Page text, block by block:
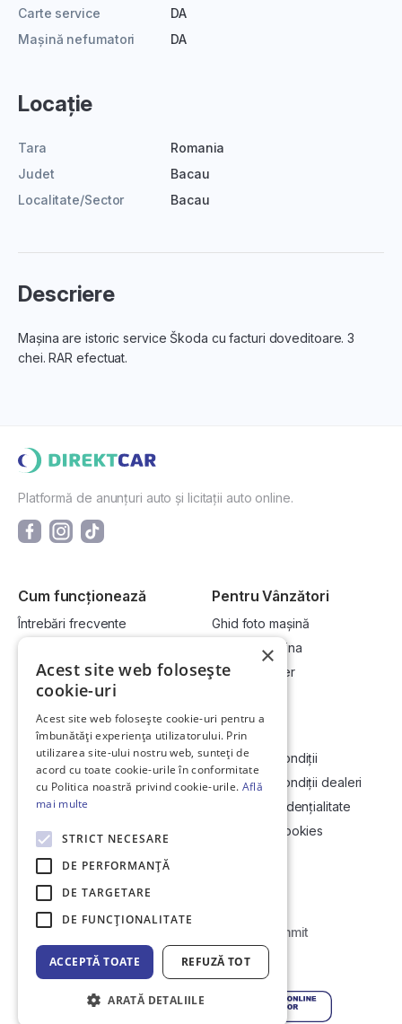
Carte service
DA
Mașină nefumatori
DA
Locație
Tara
Romania
Judet
Bacau
Localitate/Sector
Bacau
Descriere
Mașina are istoric service Škoda cu facturi doveditoare. 3
chei. RAR efectuat.
Platformă de anunțuri auto și licitații auto online.
Cum funcționează
Întrebări frecvente
Cum vând la licitație?
Pentru Vânzători
Ghid foto mașină
Vinde-ți mașina
Devino dealer
Link-uri utile
Informații utile vizionare
Contact
Soluționarea Online a litigiilor
ANCP
Compania
Termeni și condiții
Termeni și condiții dealeri
Politică confidențialitate
Politica de cookies
Initial Commit
© Copyright 2026 DirektCar
×
Acest site web folosește
cookie-uri
Acest site web folosește cookie-uri pentru a
îmbunătăți experiența utilizatorului. Prin
utilizarea site-ului nostru web, sunteți de
acord cu toate cookie-urile în conformitate
cu Politica noastră privind cookie-urile. Află
mai multe
STRICT NECESARE
DE PERFORMANȚĂ
DE TARGETARE
DE FUNCŢIONALITATE
ACCEPTĂ TOATE REFUZĂ TOT
ARATĂ DETALIILE